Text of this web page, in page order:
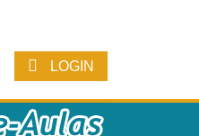
LOGIN